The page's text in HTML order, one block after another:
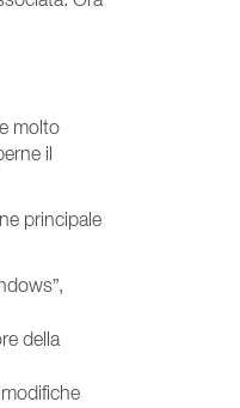
molto
il
principale
della